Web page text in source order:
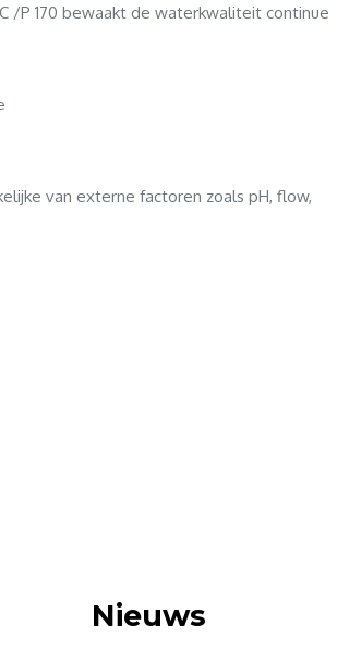
/P 170 bewaakt de waterkwaliteit continue
van externe factoren zoals pH, flow,
Nieuws